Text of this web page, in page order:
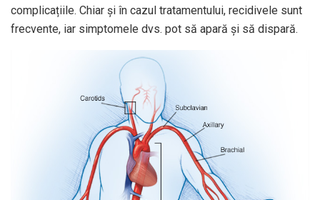
complicațiile. Chiar și în cazul tratamentului, recidivele sunt
frecvente, iar simptomele dvs. pot să apară și să dispară.